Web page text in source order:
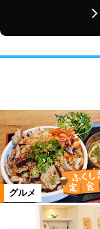
グルメ